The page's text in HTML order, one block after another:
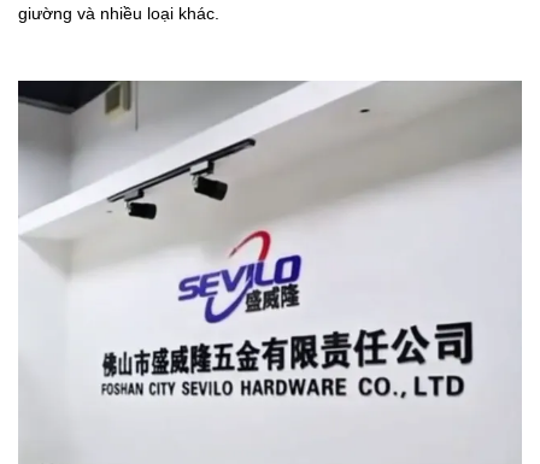
giường và nhiều loại khác.